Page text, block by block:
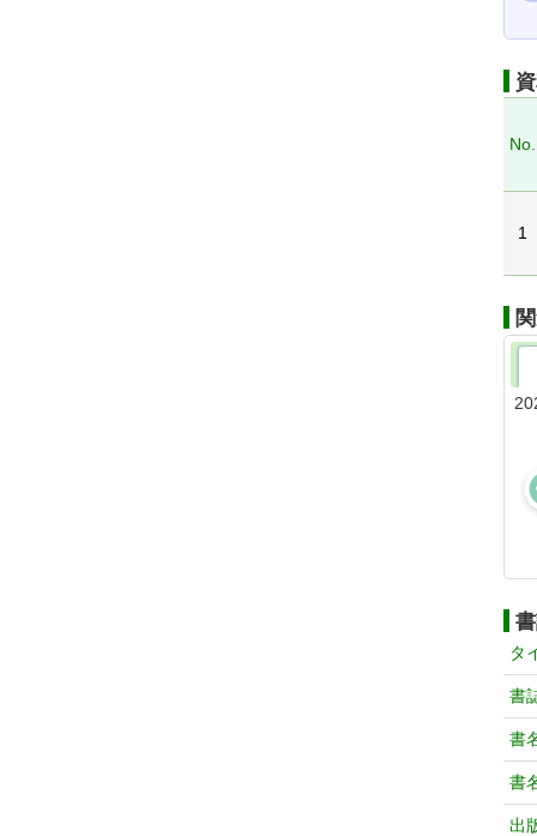
No.
1
タ
書
書
書
出